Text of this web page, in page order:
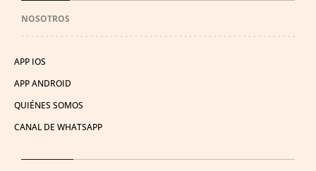
NOSOTROS
APP IOS
APP ANDROID
QUIÉNES SOMOS
CANAL DE WHATSAPP